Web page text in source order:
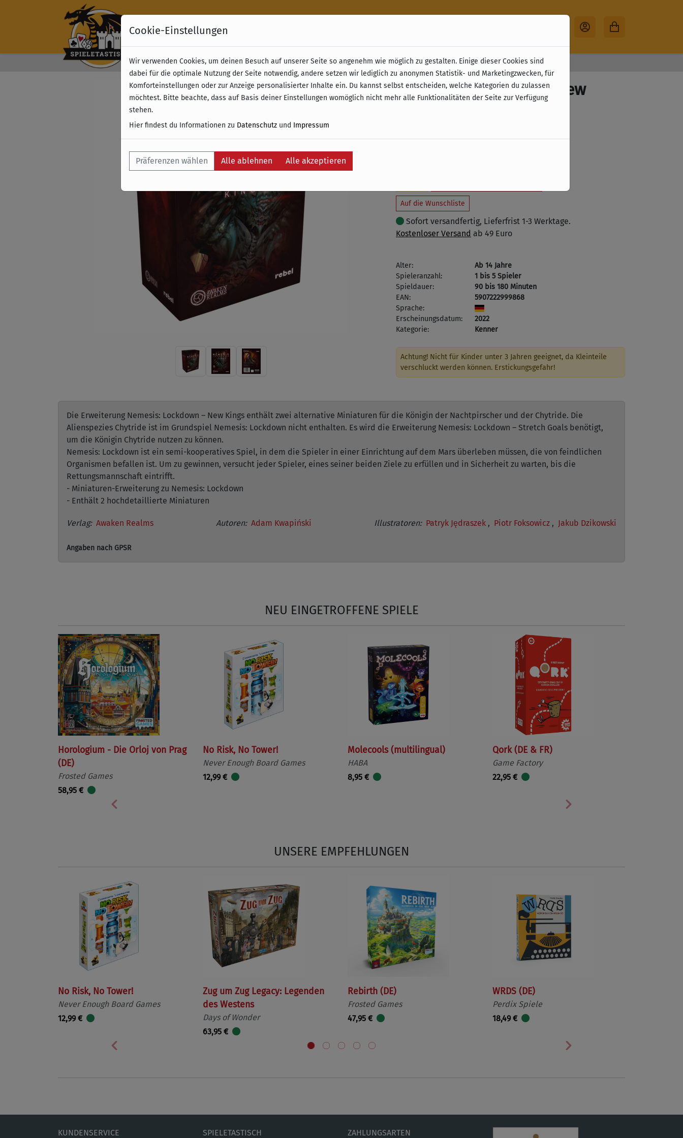
Kostenloser Versand & Retoure ab 49 € (innerhalb Deutschlands) 30 Tage Rückgabe
Nemesis: Lockdown - New
19,00 €
Auf die Wunschliste
Sofort versandfertig, Lieferfrist 1-3 Werktage.
Kostenloser Versand ab 49 Euro
Alter:
Ab 14 Jahre
Spieleranzahl:
1 bis 5 Spieler
Spieldauer:
90 bis 180 Minuten
EAN:
5907222999868
Sprache:
Erscheinungsdatum:
2022
Kategorie:
Kenner
Achtung! Nicht für Kinder unter 3 Jahren geeignet, da Kleinteile
verschluckt werden können. Erstickungsgefahr!
Die Erweiterung Nemesis: Lockdown – New Kings enthält zwei alternative Miniaturen für die Königin der Nachtpirscher und der Chytride. Die
Alienspezies Chytride ist im Grundspiel Nemesis: Lockdown nicht enthalten. Es wird die Erweiterung Nemesis: Lockdown – Stretch Goals benötigt,
um die Königin Chytride nutzen zu können.
Nemesis: Lockdown ist ein semi-kooperatives Spiel, in dem die Spieler in einer Einrichtung auf dem Mars überleben müssen, die von feindlichen
Organismen befallen ist. Um zu gewinnen, versucht jeder Spieler, eines seiner beiden Ziele zu erfüllen und in Sicherheit zu warten, bis die
Rettungsmannschaft eintrifft.
- Miniaturen-Erweiterung zu Nemesis: Lockdown
- Enthält 2 hochdetaillierte Miniaturen
Verlag: Awaken Realms
Angaben nach GPSR
Autoren: Adam Kwapiński Illustratoren: Patryk Jędraszek , Piotr Foksowicz , Jakub Dzikowski
NEU EINGETROFFENE SPIELE
Horologium - Die Orloj von Prag
(DE)
Frosted Games
58,95 €
No Risk, No Tower!
Never Enough Board Games
12,99 €
Molecools (multilingual)
HABA
8,95 €
Qork (DE & FR)
Game Factory
22,95 €
Vorherige Nächste
UNSERE EMPFEHLUNGEN
No Risk, No Tower!
Never Enough Board Games
12,99 €
Zug um Zug Legacy: Legenden
des Westens
Days of Wonder
63,95 €
Rebirth (DE)
Frosted Games
47,95 €
WRDS (DE)
Perdix Spiele
18,49 €
Vorherige Nächste
KUNDENSERVICE SPIELETASTISCH ZAHLUNGSARTEN
Cookie-Einstellungen
Wir verwenden Cookies, um deinen Besuch auf unserer Seite so angenehm wie möglich zu gestalten. Einige dieser Cookies sind
dabei für die optimale Nutzung der Seite notwendig, andere setzen wir lediglich zu anonymen Statistik- und Marketingzwecken, für
Komforteinstellungen oder zur Anzeige personalisierter Inhalte ein. Du kannst selbst entscheiden, welche Kategorien du zulassen
möchtest. Bitte beachte, dass auf Basis deiner Einstellungen womöglich nicht mehr alle Funktionalitäten der Seite zur Verfügung
stehen.
Hier findest du Informationen zu Datenschutz und Impressum
Präferenzen wählen Alle ablehnen Alle akzeptieren